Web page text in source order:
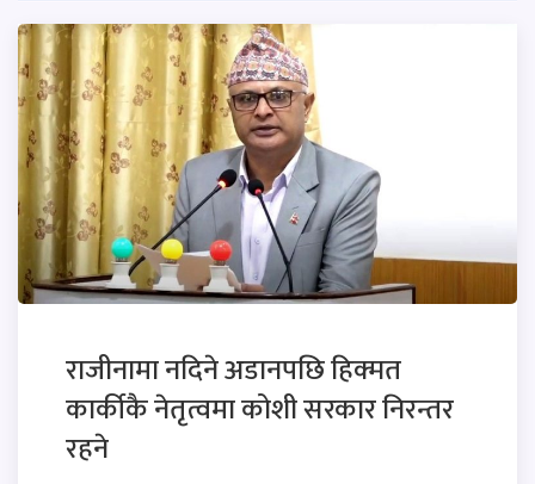
राजीनामा नदिने अडानपछि हिक्मत
कार्कीकै नेतृत्वमा कोशी सरकार निरन्तर
रहने